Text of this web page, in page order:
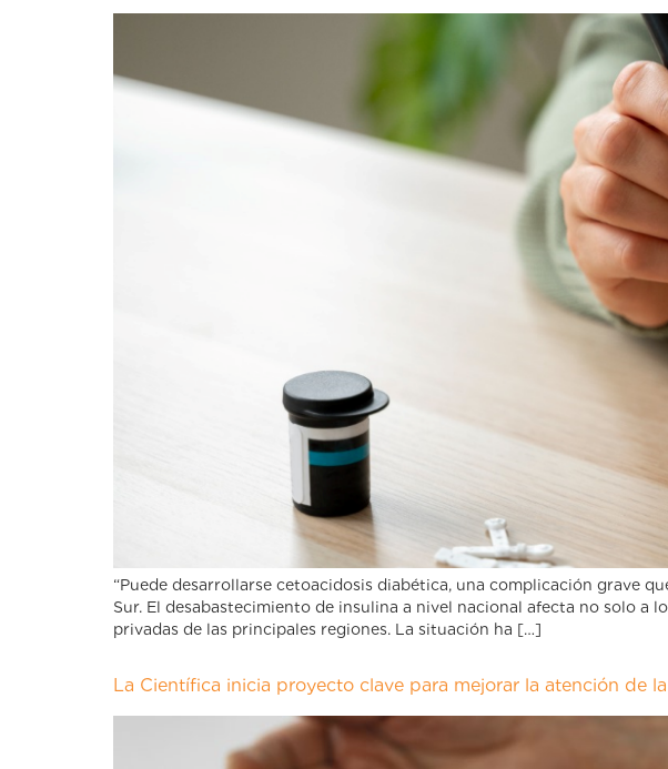
“Puede desarrollarse cetoacidosis diabética, una complicación grave
Sur. El desabastecimiento de insulina a nivel nacional afecta no solo a
privadas de las principales regiones. La situación ha […]
La Científica inicia proyecto clave para mejorar la atención de